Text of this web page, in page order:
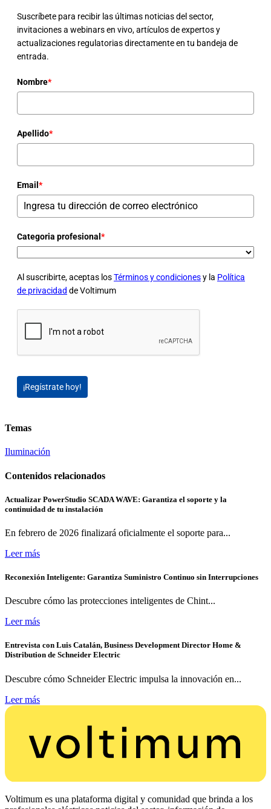
Suscríbete para recibir las últimas noticias del sector,
invitaciones a webinars en vivo, artículos de expertos y
actualizaciones regulatorias directamente en tu bandeja de
entrada.
Nombre*
Apellido*
Email *
Categoria profesional *
Al suscribirte, aceptas losTérminos y condicionesy la Política
de privacidad de Voltimum
¡Regístrate hoy!
Temas
Iluminación
Contenidos relacionados
Actualizar PowerStudio SCADA WAVE: Garantiza el soporte y la
continuidad de tu instalación
En febrero de 2026 finalizará oficialmente el soporte para...
Leer más
Reconexión Inteligente: Garantiza Suministro Continuo sin Interrupciones
Descubre cómo las protecciones inteligentes de Chint...
Leer más
Entrevista con Luis Catalán, Business Development Director Home &
Distribution de Schneider Electric
Descubre cómo Schneider Electric impulsa la innovación en...
Leer más
Voltimum es una plataforma digital y comunidad que brinda a los